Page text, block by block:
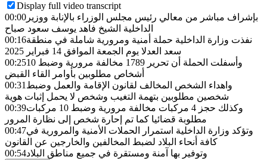
Display full video transcript
00:00 بإشراف مباشر من معالي رئيس مجلس الوزراء بالإنابة ووزير
الداخلية الشيخ فاهد يوسف سعود صباح
00:16نفذت وزارة الداخلية حملة أمنية ومرورية شاملة في منطقة
سعد العدلا يوم الجمعة الموافق 14 فبراير 2025
00:25وأسفلت الحملة أن تحرير 1789 مخالفة مرورية وضبط 10
أشخاص مطلوبين بأوامر القاء القبض
00:31واهداء الشخص المخالف لقانون الإقامة والعمل وضبط
شخصين مطلوبين بتهمة التغيب وشخص لا يحمل إثبات هوية
00:39وكذلك حجز 4 مركبات مخالفة مرورية وضبط 10 مركبات
مطلوبة قضائيا كما تم إحارة شخص إلى نظارة المرور
00:47وتؤكد وزارة الداخلية استمرار الحملات الأمنية والمرورية في
كافة أنحاء البلاد لضبط المخالفين والخارجين عن القانون
00:54وتوفير بها آمنة ومستقرة في جميع مناطق البلاد